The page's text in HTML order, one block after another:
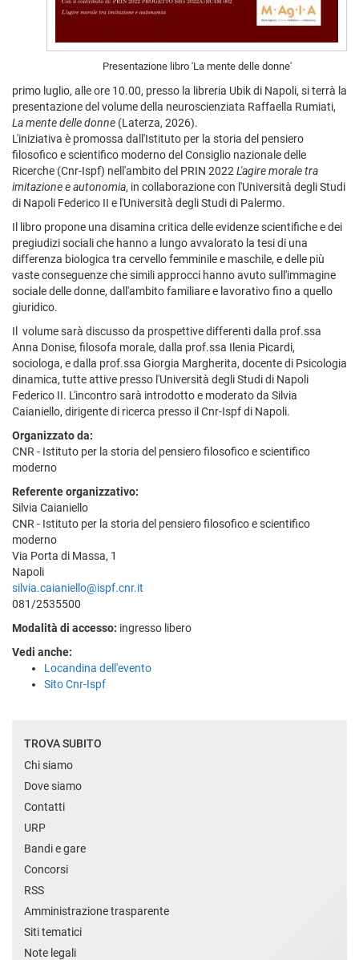
Presentazione libro 'La mente delle donne'
primo luglio, alle ore 10.00, presso la libreria Ubik di Napoli, si terrà la
presentazione del volume della neuroscienziata Raffaella Rumiati,
La mente delle donne (Laterza, 2026).
L'iniziativa è promossa dall'Istituto per la storia del pensiero
filosofico e scientifico moderno del Consiglio nazionale delle
Ricerche (Cnr-Ispf) nell'ambito del PRIN 2022 L'agire morale tra
imitazione e autonomia, in collaborazione con l'Università degli Studi
di Napoli Federico II e l'Università degli Studi di Palermo.
Il libro propone una disamina critica delle evidenze scientifiche e dei
pregiudizi sociali che hanno a lungo avvalorato la tesi di una
differenza biologica tra cervello femminile e maschile, e delle più
vaste conseguenze che simili approcci hanno avuto sull'immagine
sociale delle donne, dall'ambito familiare e lavorativo fino a quello
giuridico.
Il volume sarà discusso da prospettive differenti dalla prof.ssa
Anna Donise, filosofa morale, dalla prof.ssa Ilenia Picardi,
sociologa, e dalla prof.ssa Giorgia Margherita, docente di Psicologia
dinamica, tutte attive presso l'Università degli Studi di Napoli
Federico II. L'incontro sarà introdotto e moderato da Silvia
Caianiello, dirigente di ricerca presso il Cnr-Ispf di Napoli.
Organizzato da:
CNR - Istituto per la storia del pensiero filosofico e scientifico
moderno
Referente organizzativo:
Silvia Caianiello
CNR - Istituto per la storia del pensiero filosofico e scientifico
moderno
Via Porta di Massa, 1
Napoli
silvia.caianiello@ispf.cnr.it
081/2535500
Modalità di accesso: ingresso libero
Vedi anche:
Locandina dell'evento
Sito Cnr-Ispf
TROVA SUBITO
Chi siamo
Dove siamo
Contatti
URP
Bandi e gare
Concorsi
RSS
Amministrazione trasparente
Siti tematici
Note legali